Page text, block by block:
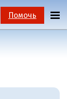
Помочь